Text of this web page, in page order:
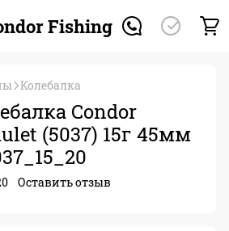
Fishing
Колебалка
Condor
(5037) 15г 45мм
Оставить отзыв